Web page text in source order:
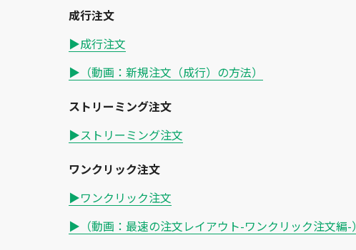
成行注文
▶成行注文
▶（動画：新規注文（成行）の方法）
ストリーミング注文
▶ストリーミング注文
ワンクリック注文
▶ワンクリック注文
▶（動画：最速の注文レイアウト-ワンクリック注文編-）